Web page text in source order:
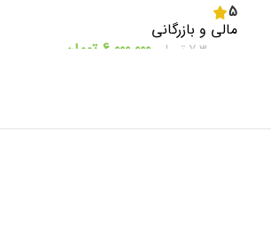
5
مالی و بازرگانی
7.300.000 تومان 6.000.000 تومان